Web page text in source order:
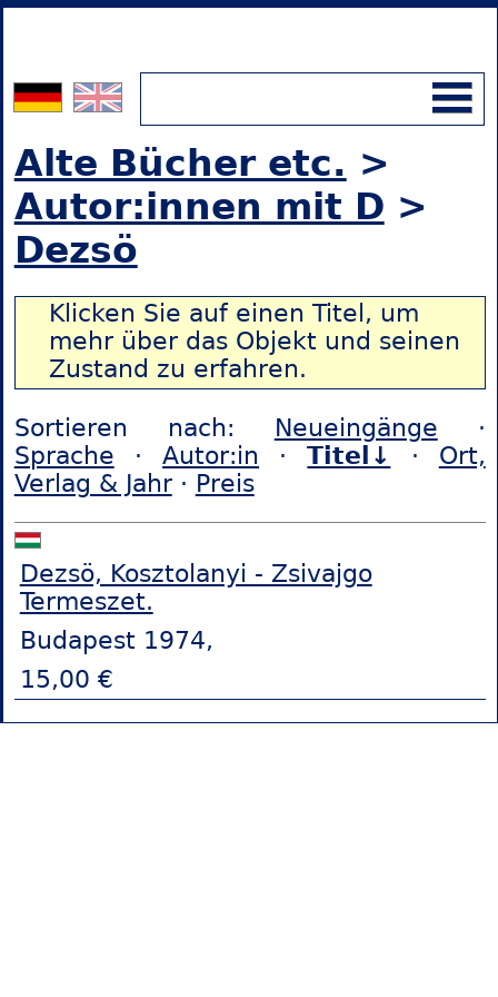
Alte Bücher etc. >
Autor:innen mit D >
Dezsö
Klicken Sie auf einen Titel, um
mehr über das Objekt und seinen
Zustand zu erfahren.
Sortieren nach: Neueingänge ·
Sprache ·Autor:in ·Titel↓ · Ort,
Verlag & Jahr· Preis
Dezsö, Kosztolanyi - Zsivajgo
Termeszet.
Budapest 1974,
15,00 €